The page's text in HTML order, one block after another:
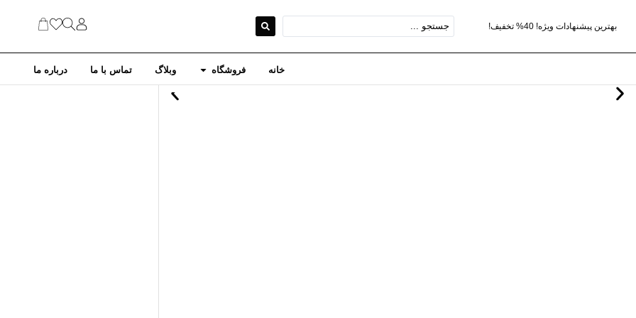
بهترین پیشنهادات ویژه! 40% تخفیف!
خانه فروشگاه وبلاگ تماس با ما درباره ما